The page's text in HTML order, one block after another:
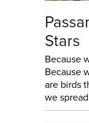
Stars
Because
Because
are birds
we